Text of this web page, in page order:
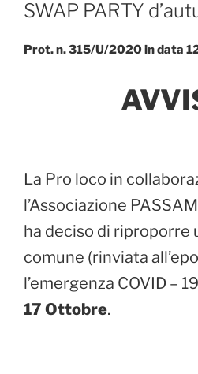
SWAP PARTY
Prot. n. 315/U/2020 in data
La Pro loco in
l’Associazione
ha deciso di riproporre
comune (rinviata
l’emergenza COVID –
17 Ottobre.